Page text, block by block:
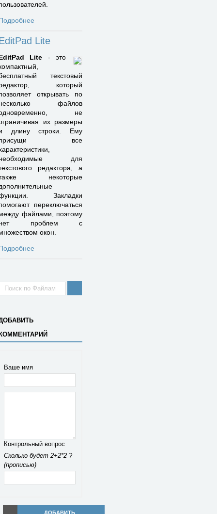
Lite
Lite - это
текстовый
который
открывать по
файлов
не
их размеры
длину строки. Ему
все
для
редактора, а
некоторые
Закладки
переключаться
файлами, поэтому
проблем с
окон.
Ваше имя
Контрольный вопрос
Сколько будет 2+2*2 ?
(прописью)
ДОБАВИТЬ